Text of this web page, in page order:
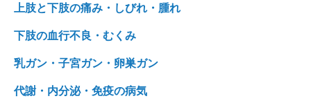
上肢と下肢の痛み・しびれ・腫れ
下肢の血行不良・むくみ
乳ガン・子宮ガン・卵巣ガン
代謝・内分泌・免疫の病気